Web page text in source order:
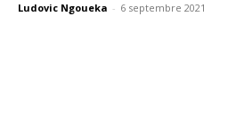
Ludovic Ngoueka - 6 septembre 2021